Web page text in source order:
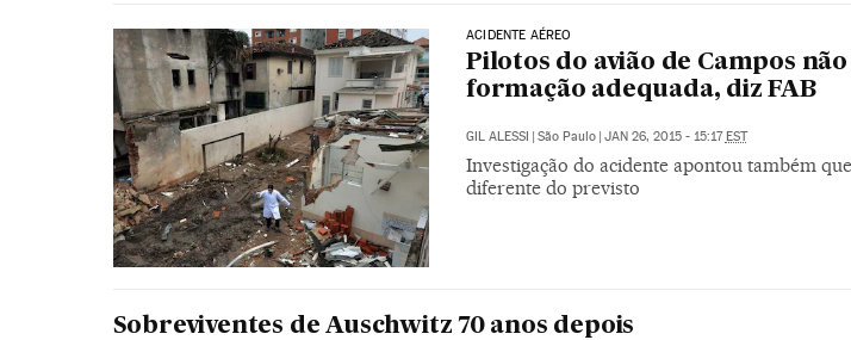
ACIDENTE AÉREO
Pilotos do avião de Campos
formação adequada, diz FAB
GIL ALESSI São Paulo JAN 26, 2015 - 15:17 EST
Investigação do acidente apontou também
diferente do previsto
Sobreviventes de Auschwitz 70 anos depois